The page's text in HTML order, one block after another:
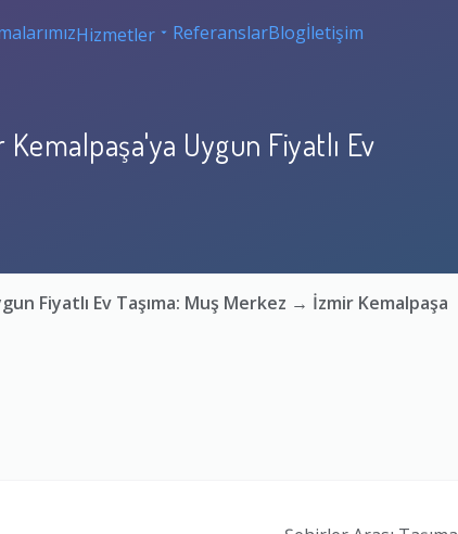
Hizmetler ReferanslarBlogİletişim
Uygun Fiyatlı Ev
Fiyatlı Ev Taşıma: Muş Merkez → İzmir Kemalpaşa